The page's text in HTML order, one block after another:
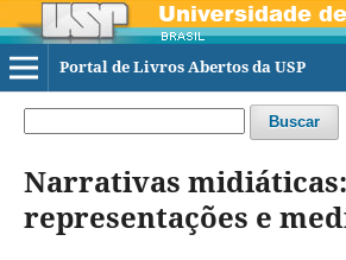
Portal de Livros Abertos da USP
Buscar
Narrativas
representações e